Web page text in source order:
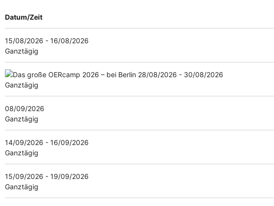
Datum/Zeit
15/08/2026 - 16/08/2026
Ganztägig
28/08/2026 - 30/08/2026
Ganztägig
08/09/2026
Ganztägig
14/09/2026 - 16/09/2026
Ganztägig
15/09/2026 - 19/09/2026
Ganztägig